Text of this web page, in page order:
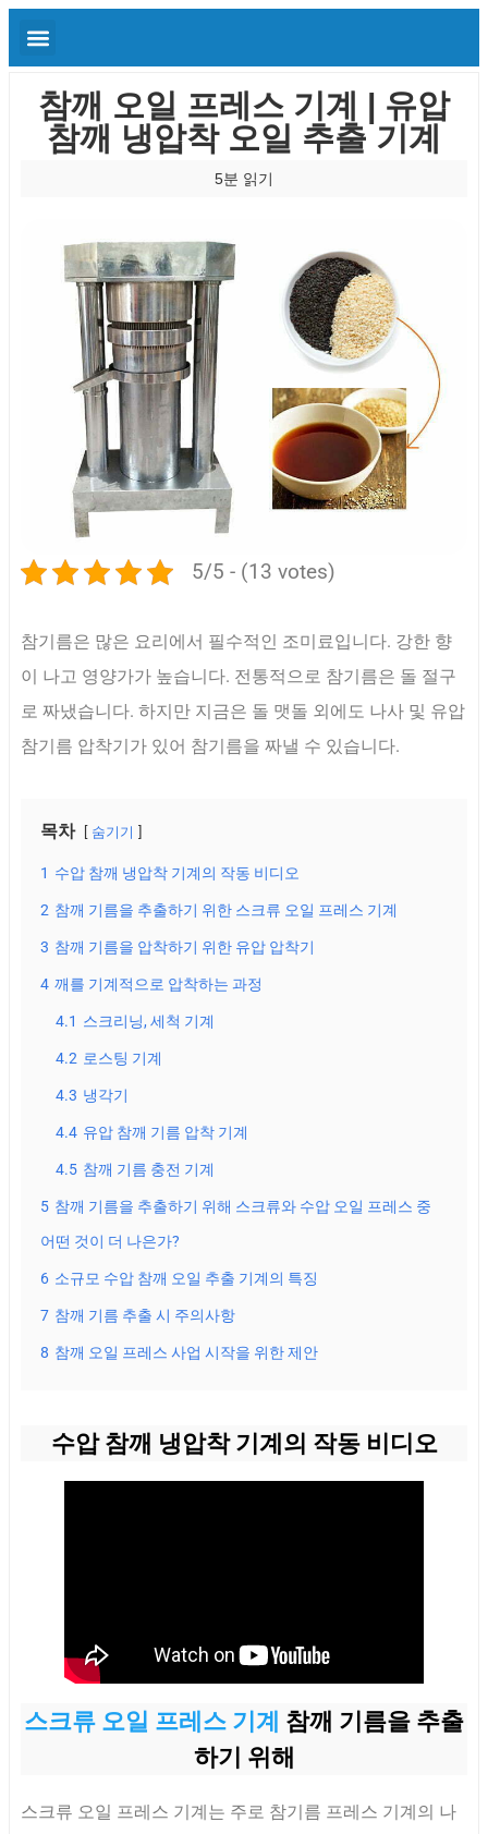
참깨 오일 프레스 기계 | 유압
참깨 냉압착 오일 추출 기계
5분 읽기
5/5 - (13 votes)
참기름은 많은 요리에서 필수적인 조미료입니다. 강한 향
이 나고 영양가가 높습니다. 전통적으로 참기름은 돌 절구
로 짜냈습니다. 하지만 지금은 돌 맷돌 외에도 나사 및 유압
참기름 압착기가 있어 참기름을 짜낼 수 있습니다.
목차 숨기기
1 수압 참깨 냉압착 기계의 작동 비디오
2 참깨 기름을 추출하기 위한 스크류 오일 프레스 기계
3 참깨 기름을 압착하기 위한 유압 압착기
4 깨를 기계적으로 압착하는 과정
4.1 스크리닝, 세척 기계
4.2 로스팅 기계
4.3 냉각기
4.4 유압 참깨 기름 압착 기계
4.5 참깨 기름 충전 기계
5 참깨 기름을 추출하기 위해 스크류와 수압 오일 프레스 중
어떤 것이 더 나은가?
6 소규모 수압 참깨 오일 추출 기계의 특징
7 참깨 기름 추출 시 주의사항
8 참깨 오일 프레스 사업 시작을 위한 제안
수압 참깨 냉압착 기계의 작동 비디오
스크류 오일 프레스 기계 참깨 기름을 추출
하기 위해
스크류 오일 프레스 기계는 주로 참기름 프레스 기계의 나